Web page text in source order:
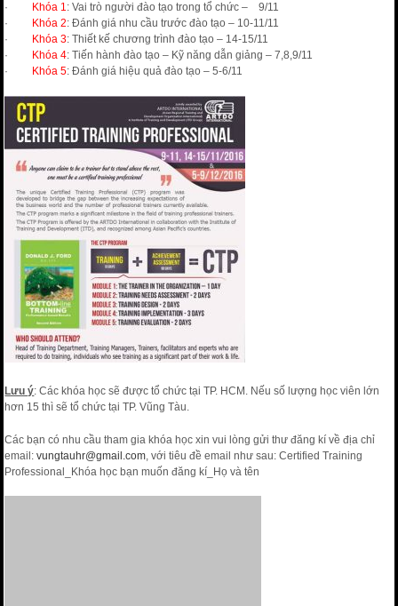
·
Khóa 1: Vai trò người đào tạo trong tổ chức – 9/11
·
Khóa 2: Đánh giá nhu cầu trước đào tạo – 10-11/11
·
Khóa 3: Thiết kế chương trình đào tạo – 14-15/11
·
Khóa 4: Tiến hành đào tạo – Kỹ năng dẫn giảng – 7,8,9/11
·
Khóa 5: Đánh giá hiệu quả đào tạo – 5-6/11
Lưu ý: Các khóa học sẽ được tổ chức tại TP. HCM. Nếu số lượng học viên lớn
hơn 15 thì sẽ tổ chức tại TP. Vũng Tàu.
Các bạn có nhu cầu tham gia khóa học xin vui lòng gửi thư đăng kí về địa chỉ
email:vungtauhr@gmail.com , với tiêu đề email như sau: Certified Training
Professional_Khóa học bạn muốn đăng kí_Họ và tên